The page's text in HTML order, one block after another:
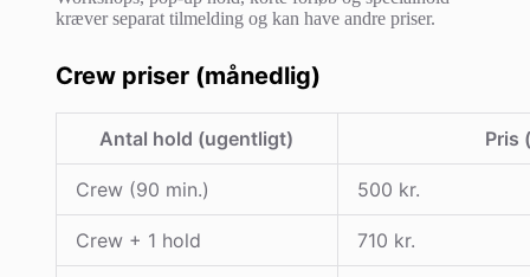
kræver separat tilmelding og kan have andre priser.
Crew priser (månedlig)
Antal hold (ugentligt) Pris
Crew (90 min.) 500 kr.
Crew + 1 hold 710 kr.